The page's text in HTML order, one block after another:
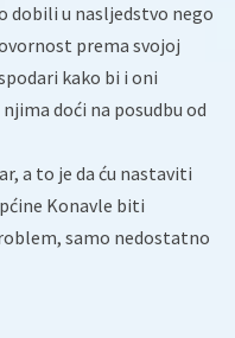
dobili u nasljedstvo nego
prema svojoj
kako bi i oni
doći na posudbu od
a to je da ću nastaviti
Konavle biti
samo nedostatno